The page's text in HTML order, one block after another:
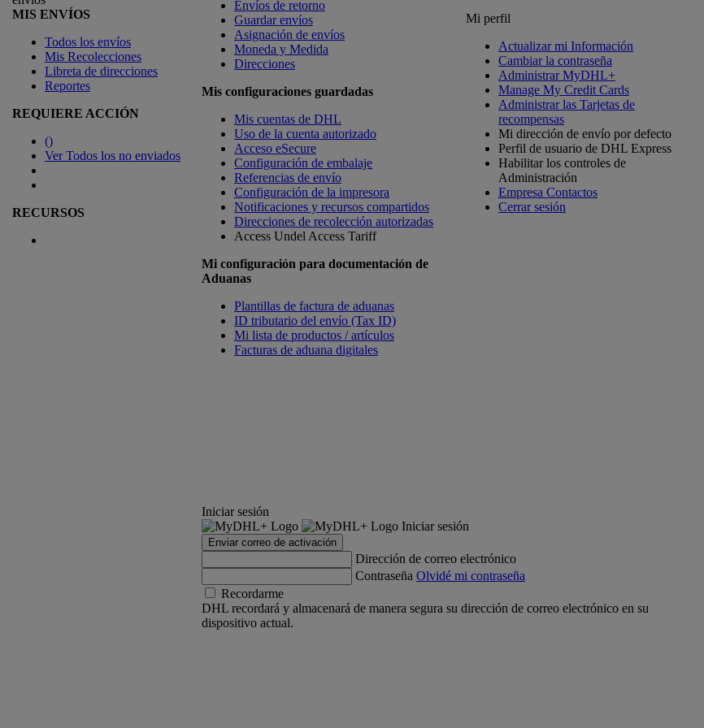
MIS ENVÍOS
Todos los envíos
Mis Recolecciones
Libreta de direcciones
Reportes
REQUIERE ACCIÓN
()
Ver Todos los no enviados
RECURSOS
Envíos de retorno
Guardar envíos
Asignación de envíos
Moneda y Medida
Direcciones
Mis configuraciones guardadas
Mis cuentas de DHL
Uso de la cuenta autorizado
Acceso eSecure
Configuración de embalaje
Referencias de envío
Configuración de la impresora
Notificaciones y recursos compartidos
Direcciones de recolección autorizadas
Access Undel Access Tariff
Mi configuración para documentación de
Aduanas
Plantillas de factura de aduanas
ID tributario del envío (Tax ID)
Mi lista de productos / artículos
Facturas de aduana digitales
Mi perfil
Actualizar mi Información
Cambiar la contraseña
Administrar MyDHL+
Manage My Credit Cards
Administrar las Tarjetas de
recompensas
Mi dirección de envío por defecto
Perfil de usuario de DHL Express
Habilitar los controles de
Administración
Empresa Contactos
Cerrar sesión
Iniciar sesión
Iniciar sesión
Enviar correo de activación
Dirección de correo electrónico
Contraseña Olvidé mi contraseña
Recordarme
DHL recordará y almacenará de manera segura su dirección de correo electrónico en su
dispositivo actual.